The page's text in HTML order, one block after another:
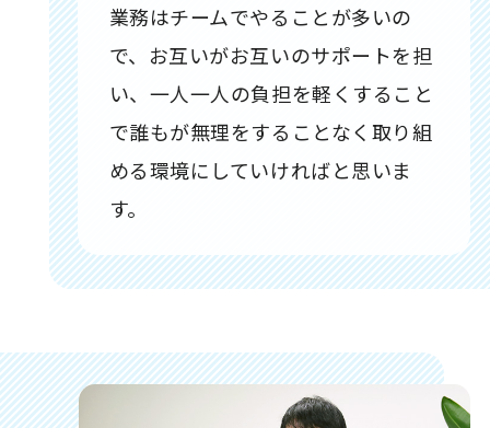
業務はチームでやることが多いの
で、お互いがお互いのサポートを担
い、一人一人の負担を軽くすること
で誰もが無理をすることなく取り組
める環境にしていければと思いま
す。